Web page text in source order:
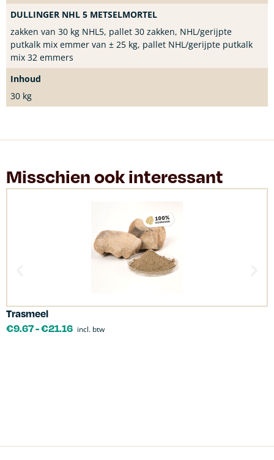
DULLINGER NHL 5 METSELMORTEL
zakken van 30 kg NHL5, pallet 30 zakken, NHL/gerijpte
putkalk mix emmer van ± 25 kg, pallet NHL/gerijpte putkalk
mix 32 emmers
Inhoud
30 kg
Misschien ook interessant
Trasmeel
€9.67-€21.16 incl. btw